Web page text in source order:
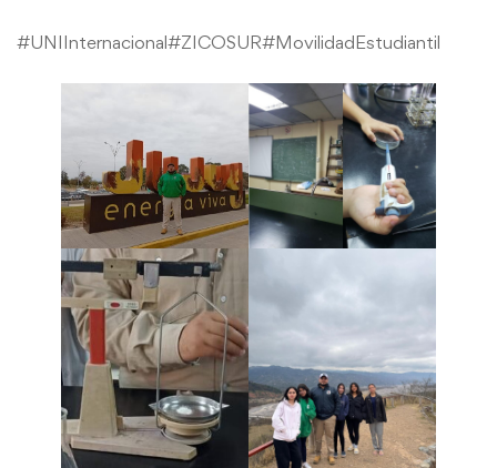
#UNIInternacional#ZICOSUR#MovilidadEstudiantil